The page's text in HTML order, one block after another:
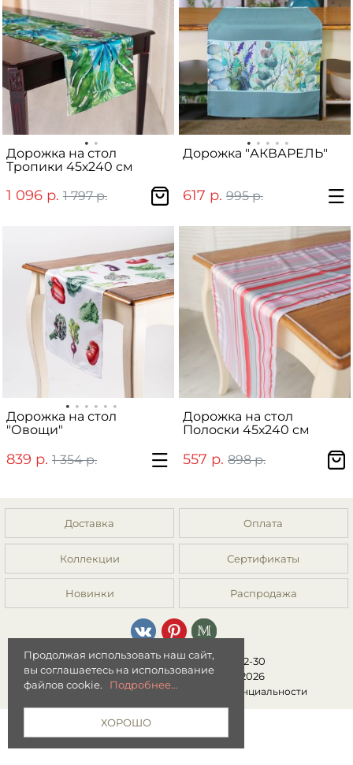
Дорожка на стол
Тропики 45х240 см
1 096 р. 1 797 р.
Дорожка "АКВАРЕЛЬ"
617 р. 995 р.
Дорожка на стол
"Овощи"
839 р. 1 354 р.
Дорожка на стол
Полоски 45х240 см
557 р. 898 р.
Доставка Оплата
Коллекции Сертификаты
Новинки Распродажа
8 (499) 392-01-44, 8 (977) 149-22-30
Интернет-магазин "Мята" © 2026
Публичная оферта |Политика конфиденциальности
Продолжая использовать наш сайт,
вы соглашаетесь на использование
файлов cookie.
Подробнее...
ХОРОШО